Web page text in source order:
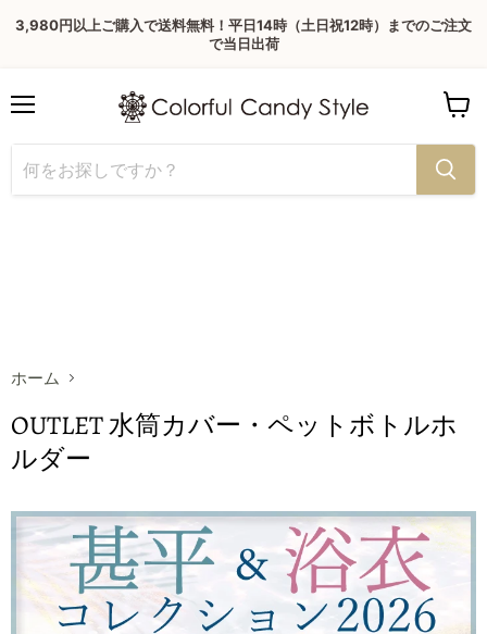
3,980円以上ご購入で送料無料！平日14時（土日祝12時）までのご注文
で当日出荷
cart
ホーム
OUTLET 水筒カバー・ペットボトルホ
ルダー